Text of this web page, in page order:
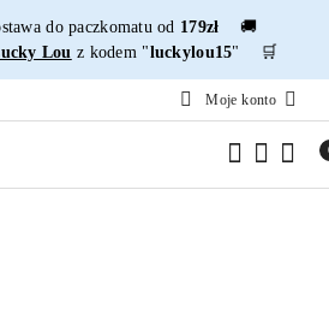
do paczkomatu od 179zł 🚚
Lou z kodem "luckylou15" 🛒
Moje konto